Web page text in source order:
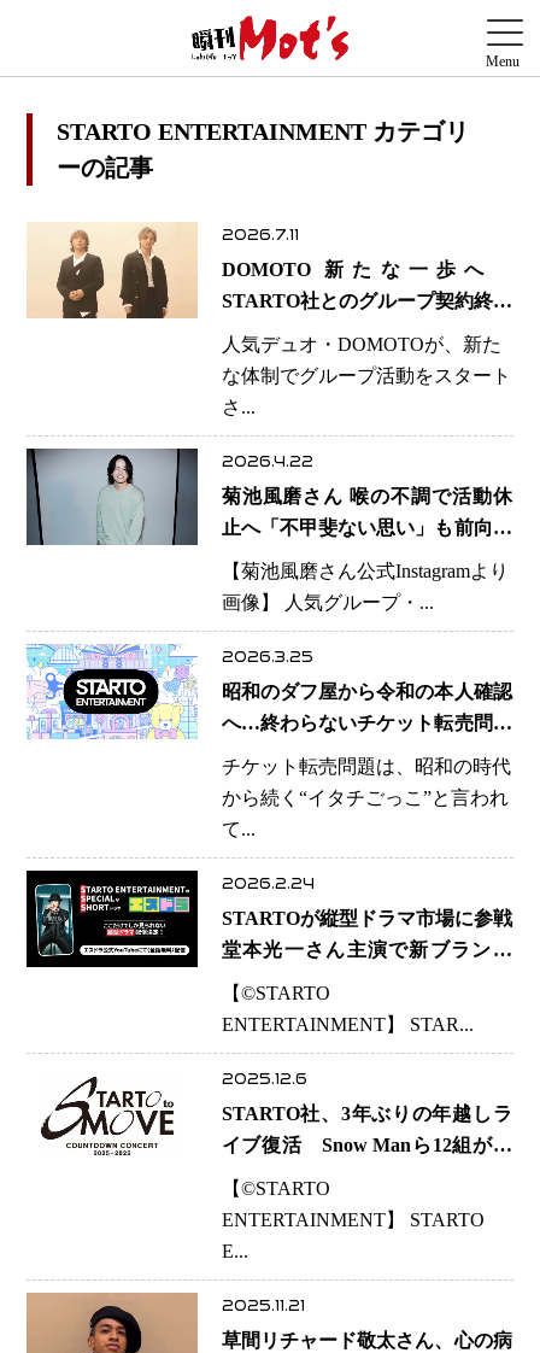
STARTO ENTERTAINMENT カテゴリ
ーの記事
2026.7.11
DOMOTO 新たな一歩へ
STARTO社とのグループ契約終了
今後は2人で活動を運営 光一さ
んは個人契約を継続
人気デュオ・DOMOTOが、新た
な体制でグループ活動をスタート
さ...
2026.4.22
菊池風磨さん 喉の不調で活動休
止へ「不甲斐ない思い」も前向き
に復帰誓う
【菊池風磨さん公式Instagramより
画像】 人気グループ・...
2026.3.25
昭和のダフ屋から令和の本人確認
へ…終わらないチケット転売問題
STARTO社イベント「半数入場で
きず」が示した転換点
チケット転売問題は、昭和の時代
から続く“イタチごっこ”と言われ
て...
2026.2.24
STARTOが縦型ドラマ市場に参戦
堂本光一さん主演で新ブランド
「エスドラ」始動
【©️STARTO
ENTERTAINMENT】 STAR...
2025.12.6
STARTO社、3年ぶりの年越しラ
イブ復活 Snow Manら12組が集
結、嵐は出演せず
【©️STARTO
ENTERTAINMENT】 STARTO
E...
2025.11.21
草間リチャード敬太さん、心の病